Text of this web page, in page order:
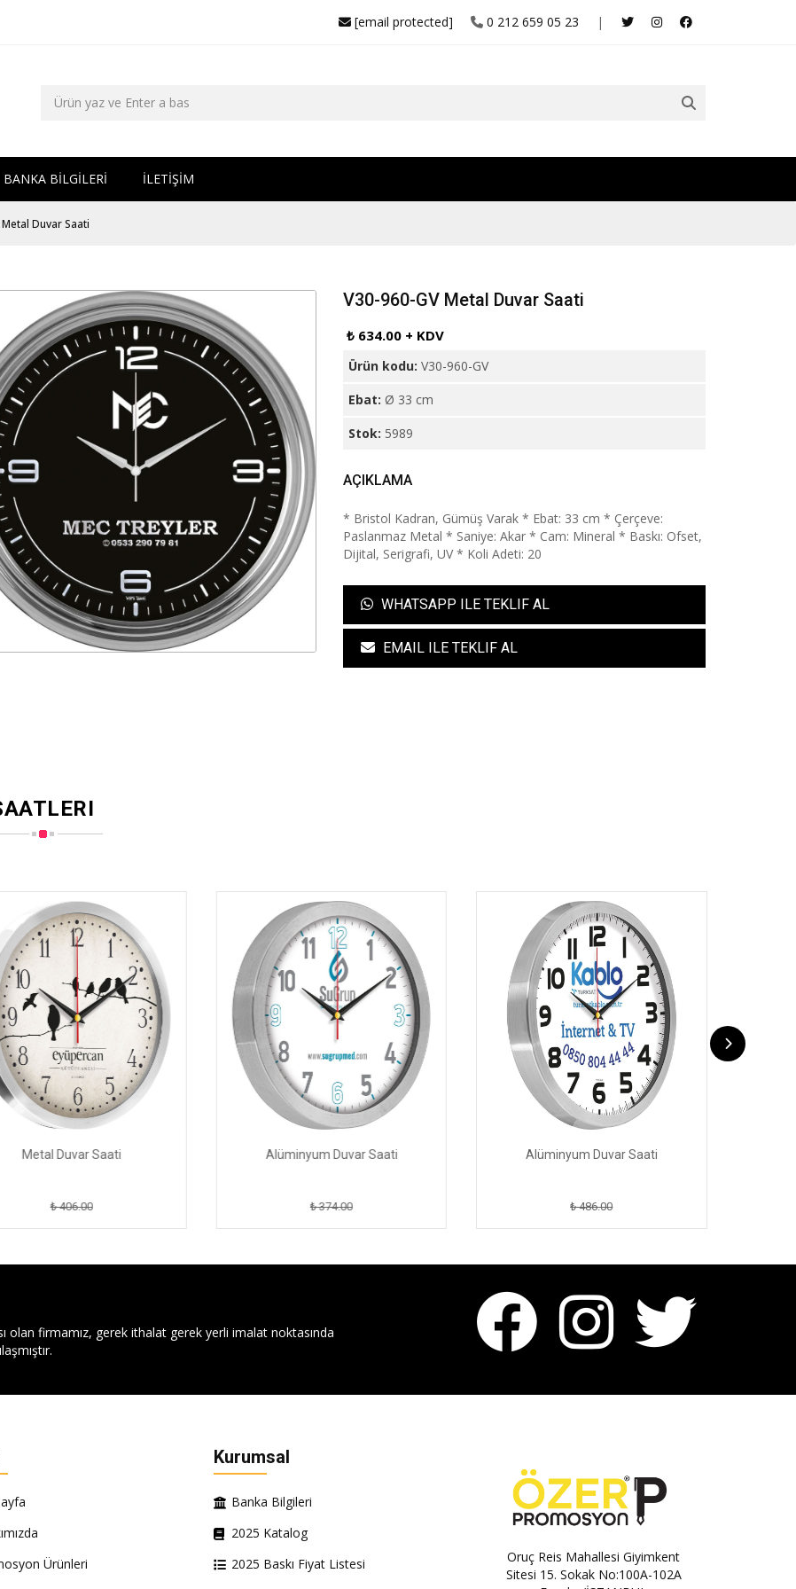
|
0 212 659 05 23
[email protected]
BANKA BİLGİLERİ İLETİŞİM
Duvar Saati
V30-960-GV Metal Duvar Saati
₺ 634.00 + KDV
Ürün kodu:V30-960-GV
Ebat: Ø 33 cm
Stok: 5989
AÇIKLAMA
* Bristol Kadran, Gümüş Varak * Ebat: 33 cm * Çerçeve:
Paslanmaz Metal * Saniye: Akar * Cam: Mineral * Baskı: Ofset,
Dijital, Serigrafi, UV * Koli Adeti: 20
WHATSAPP ILE TEKLIF AL
EMAIL ILE TEKLIF AL
Metal Duvar Saati
₺ 406.00
Alüminyum Duvar Saati
₺ 374.00
Alüminyum Duvar Saati
₺ 486.00
olan firmamız, gerek ithalat gerek yerli imalat noktasında
Ürünleri
Kurumsal
Banka Bilgileri
2025 Katalog
2025 Baskı Fiyat Listesi
Oruç Reis Mahallesi Giyimkent
Sitesi 15. Sokak No:100A-102A